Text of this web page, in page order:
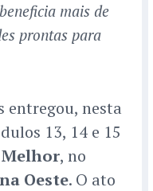
mais de
prontas para
entregou, nesta
13, 14 e 15
, no
Oeste. O ato